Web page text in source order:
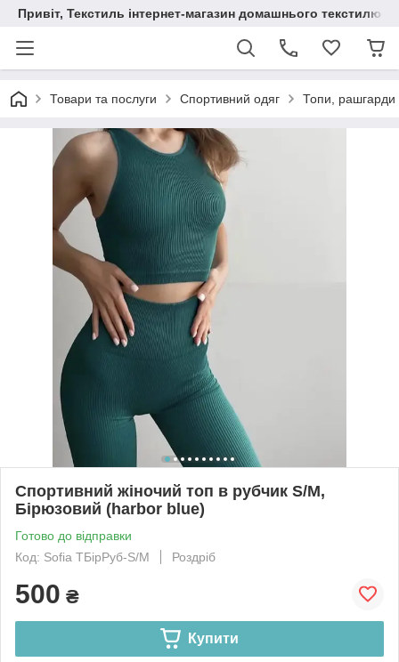
Привіт, Текстиль інтернет-магазин домашнього текстилю
Товари та послуги Спортивний одяг Топи, рашгарди
Спортивний жіночий топ в рубчик S/M,
Бірюзовий (harbor blue)
Готово до відправки
Код: Sofia ТБірРуб-S/M
Роздріб
500 ₴
Купити